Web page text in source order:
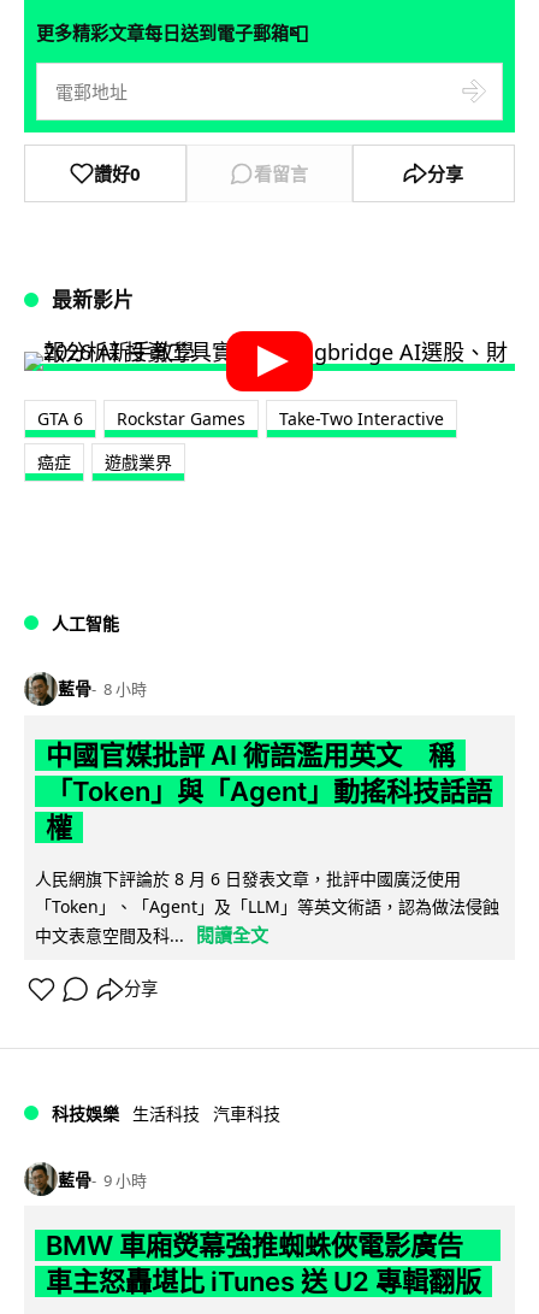
更多精彩文章每日送到電子郵箱📮
讚好0 看留言 分享
最新影片
GTA 6 Rockstar Games
Take-Two Interactive
癌症
遊戲業界
人工智能
藍骨 8 小時
中國官媒批評 AI 術語濫用英文 稱
「Token」與「Agent」動搖科技話語
權
人民網旗下評論於 8 月 6 日發表文章，批評中國廣泛使用
「Token」、「Agent」及「LLM」等英文術語，認為做法侵蝕
中文表意空間及科...
閱讀全文
分享
科技娛樂 生活科技 汽車科技
藍骨 9 小時
BMW 車廂熒幕強推蜘蛛俠電影廣告
車主怒轟堪比 iTunes 送 U2 專輯翻版